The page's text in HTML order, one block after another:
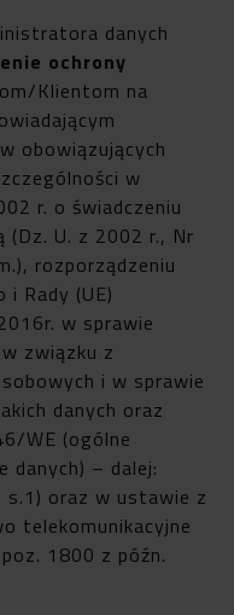
danych
ochrony
Klientom na
obowiązujących
w
r. o świadczeniu
(Dz. U. z 2002 r., Nr
rozporządzeniu
i Rady (UE)
w sprawie
związku z
i w sprawie
danych oraz
WE (ogólne
danych) – dalej:
s.1) oraz w ustawie z
telekomunikacyjne
1800 z późn.